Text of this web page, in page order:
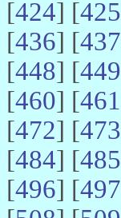
[424] [425
[436] [437
[448] [449
[460] [461
[472] [473
[484] [485
[496] [497